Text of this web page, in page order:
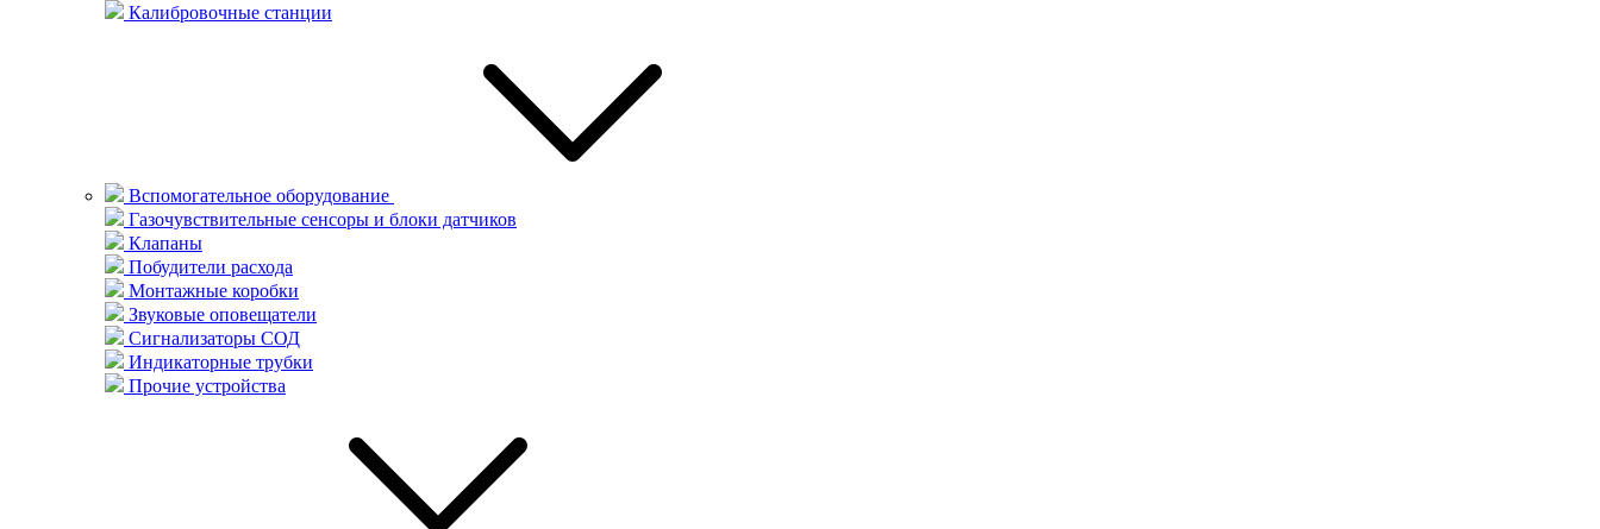
Калибровочные станции
Вспомогательное оборудование
Газочувствительные сенсоры и блоки датчиков
Клапаны
Побудители расхода
Монтажные коробки
Звуковые оповещатели
Сигнализаторы СОД
Индикаторные трубки
Прочие устройства